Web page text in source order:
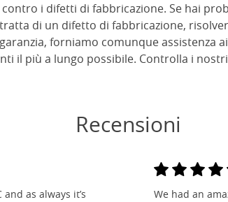
i difetti di fabbricazione. Se hai
di un difetto di fabbricazione,
forniamo comunque assistenza
il più a lungo possibile. Controlla i
Recensioni
as always it’s
We had an